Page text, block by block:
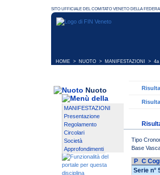
HOME > NUOTO > MANIFESTAZIONI > 4a
Nuoto
MANIFESTAZIONI
Presentazione
Regolamento
Circolari
Società
Approfondimenti
Tipo
Base
P C
Serie n°